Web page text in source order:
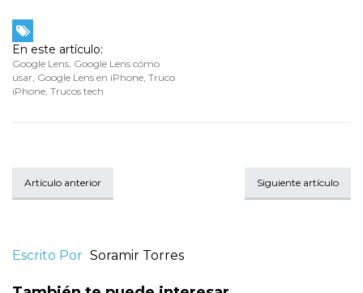
En este artículo:
Google Lens, Google Lens cómo
usar, Google Lens en iPhone, Truco
iPhone, Trucos tech
Artículo anterior Siguiente artículo
Escrito Por Soramir Torres